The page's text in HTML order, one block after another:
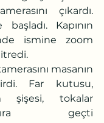
çıkardı.
Kapının
ismine zoom
Far kutusu,
şişesi, tokalar
geçti